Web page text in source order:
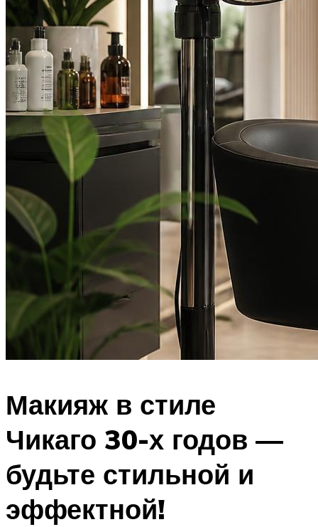
Макияж в стиле
Чикаго 30-х годов —
будьте стильной и
эффектной!